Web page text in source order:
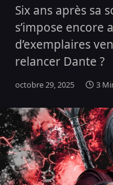
Six ans après sa
s’impose encore
d’exemplaires
relancer Dante ?
octobre 29, 2025 3